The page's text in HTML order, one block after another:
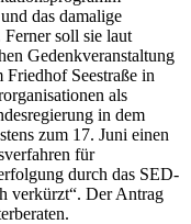
das damalige
soll sie laut
Gedenkveranstaltung
Friedhof Seestraße in
als
in dem
zum 17. Juni einen
für
durch das SED-
verkürzt“. Der Antrag